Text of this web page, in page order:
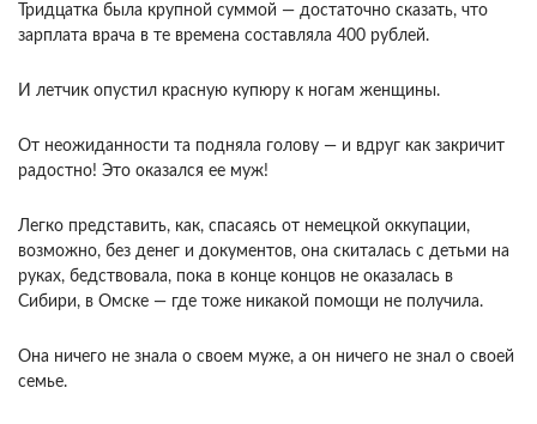
Тридцатка была крупной суммой — достаточно сказать, что
зарплата врача в те времена составляла 400 рублей.
И летчик опустил красную купюру к ногам женщины.
От неожиданности та подняла голову — и вдруг как закричит
радостно! Это оказался ее муж!
Легко представить, как, спасаясь от немецкой оккупации,
возможно, без денег и документов, она скиталась с детьми на
руках, бедствовала, пока в конце концов не оказалась в
Сибири, в Омске — где тоже никакой помощи не получила.
Она ничего не знала о своем муже, а он ничего не знал о своей
семье.